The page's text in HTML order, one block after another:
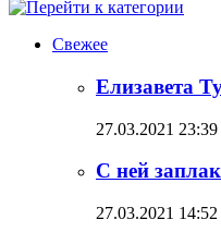
Свежее
Елизавета
27.03.2021 23:39
С ней
27.03.2021 14:52